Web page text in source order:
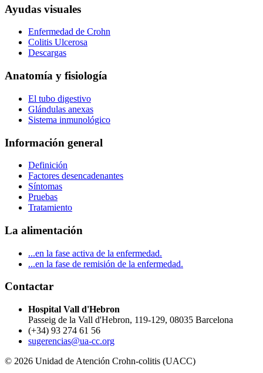
Ayudas visuales
Enfermedad de Crohn
Colitis Ulcerosa
Descargas
Anatomía y fisiología
El tubo digestivo
Glándulas anexas
Sistema inmunológico
Información general
Definición
Factores desencadenantes
Síntomas
Pruebas
Tratamiento
La alimentación
...en la fase activa de la enfermedad.
...en la fase de remisión de la enfermedad.
Contactar
Hospital Vall d'Hebron
Passeig de la Vall d'Hebron, 119-129, 08035 Barcelona
(+34) 93 274 61 56
sugerencias@ua-cc.org
© 2026 Unidad de Atención Crohn-colitis (UACC)